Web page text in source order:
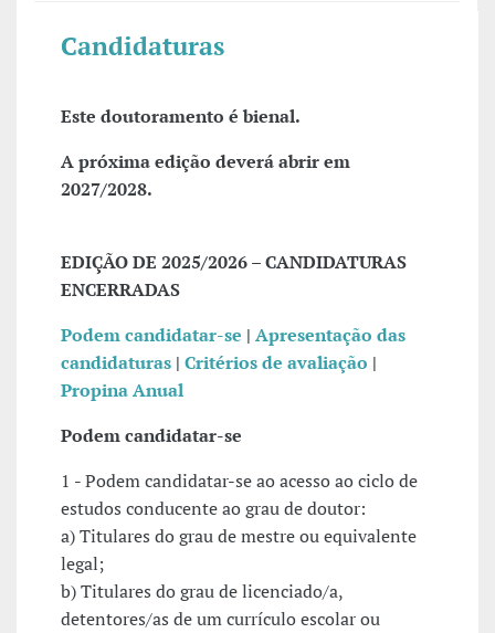
Candidaturas
Este doutoramento é bienal.
A próxima edição deverá abrir em
2027/2028.
EDIÇÃO DE 2025/2026 – CANDIDATURAS
ENCERRADAS
Podem candidatar-se | Apresentação das
candidaturas | Critérios de avaliação |
Propina Anual
Podem candidatar-se
1 - Podem candidatar-se ao acesso ao ciclo de
estudos conducente ao grau de doutor:
a) Titulares do grau de mestre ou equivalente
legal;
b) Titulares do grau de licenciado/a,
detentores/as de um currículo escolar ou